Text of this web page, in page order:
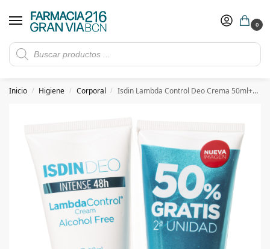
0
Rebajas de verano hasta -30%
​ 5€ de descuento con el cupón 5GRANVIA (compras superiores a 150€)
Inicio / Higiene / Corporal / Isdin Lambda Control Deo Crema 50ml+50ml DUPLO